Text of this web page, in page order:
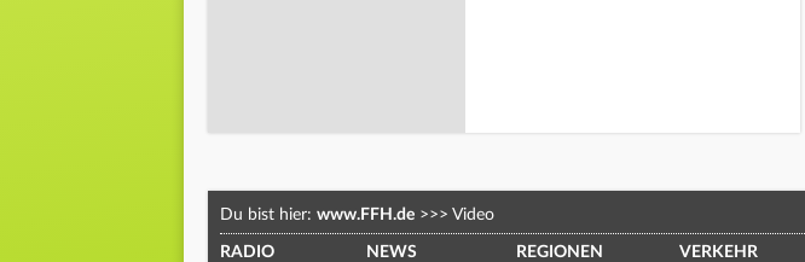
Du bist hier: www.FFH.de >>> Video
RADIO NEWS REGIONEN VERKEHR